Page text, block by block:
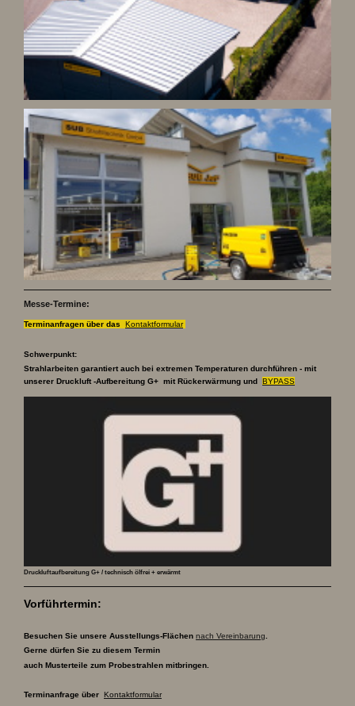
Messe-Termine:
Terminanfragen über das Kontaktformular
Schwerpunkt:
Strahlarbeiten garantiert auch bei extremen Temperaturen durchführen - mit
unserer Druckluft -Aufbereitung G+ mit Rückerwärmung und BYPASS
Druckluftaufbereitung G+ / technisch ölfrei + erwärmt
Vorführtermin:
Besuchen Sie unsere Ausstellungs-Flächen nach Vereinbarung
Gerne dürfen Sie zu diesem Termin
auch Musterteile zum Probestrahlen mitbringen.
Terminanfrage über Kontaktformular